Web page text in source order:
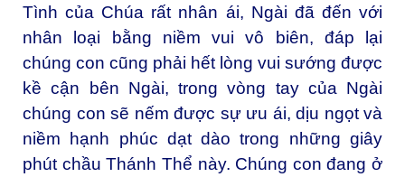
Tình của Chúa rất nhân ái, Ngài đã đến với
nhân loại bằng niềm vui vô biên, đáp lại
chúng con cũng phải hết lòng vui sướng được
kề cận bên Ngài, trong vòng tay của Ngài
chúng con sẽ nếm được sự ưu ái, dịu ngọt và
niềm hạnh phúc dạt dào trong những giây
phút chầu Thánh Thể này. Chúng con đang ở